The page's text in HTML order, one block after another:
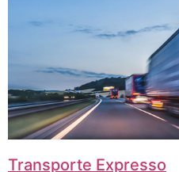
Transporte Expresso